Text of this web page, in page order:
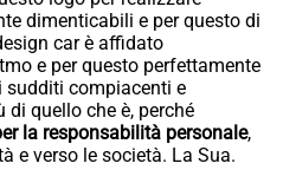
dimenticabili e per questo di
car è affidato
e per questo perfettamente
sudditi compiacenti e
di quello che è, perché
la responsabilità personale,
e verso le società. La Sua.